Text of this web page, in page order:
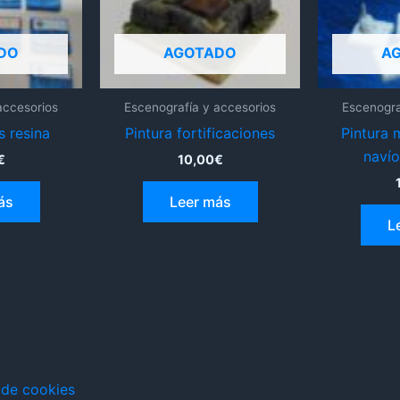
resina
AGOTADO
Escenografía y accesorios
Pintura fortificaciones
10,00€
Leer más
Pintura
cookies